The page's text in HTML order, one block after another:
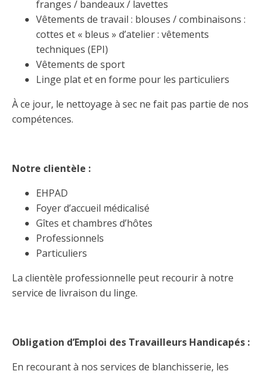
franges / bandeaux / lavettes
Vêtements de travail : blouses / combinaisons :
cottes et « bleus » d’atelier : vêtements
techniques (EPI)
Vêtements de sport
Linge plat et en forme pour les particuliers
À ce jour, le nettoyage à sec ne fait pas partie de nos
compétences.
Notre clientèle :
EHPAD
Foyer d’accueil médicalisé
Gîtes et chambres d’hôtes
Professionnels
Particuliers
La clientèle professionnelle peut recourir à notre
service de livraison du linge.
Obligation d’Emploi des Travailleurs Handicapés :
En recourant à nos services de blanchisserie, les